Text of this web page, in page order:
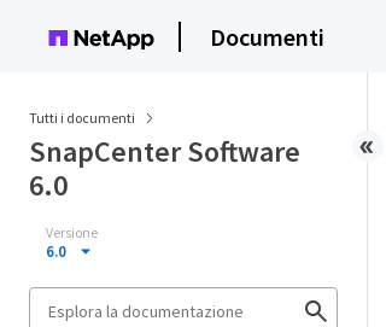
Documenti
Tutti i documenti
SnapCenter Software
6.0
Versione
6.0